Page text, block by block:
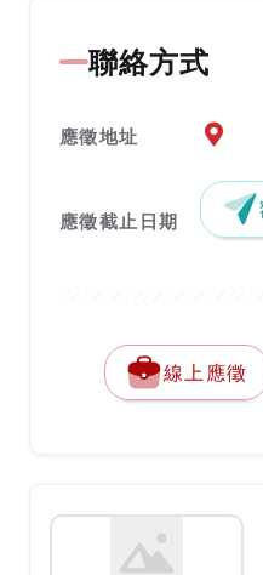
聯絡方式
應徵地址 應徵
應徵截止日期
線上應徵